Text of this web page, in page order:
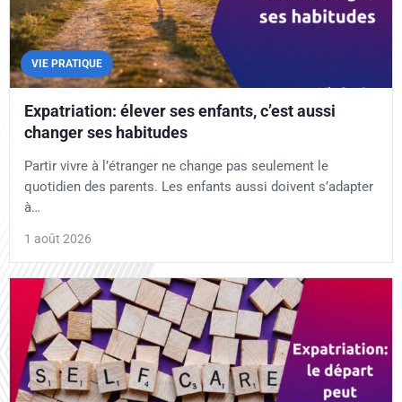
VIE PRATIQUE
Expatriation: élever ses enfants, c’est aussi
changer ses habitudes
Partir vivre à l’étranger ne change pas seulement le
quotidien des parents. Les enfants aussi doivent s’adapter
à…
1 août 2026